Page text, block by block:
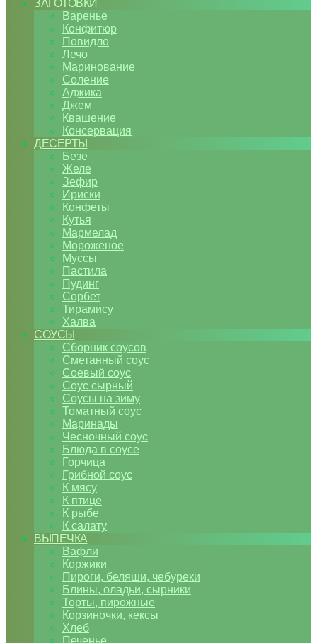
ЗАГОТОВКИ
Варенье
Конфитюр
Повидло
Лечо
Маринование
Соление
Аджика
Джем
Квашение
Консервация
ДЕСЕРТЫ
Безе
Желе
Зефир
Ириски
Конфеты
Кутья
Мармелад
Мороженое
Муссы
Пастила
Пудинг
Сорбет
Тирамису
Халва
СОУСЫ
Сборник соусов
Сметанный соус
Соевый соус
Соус сырный
Соусы на зиму
Томатный соус
Маринады
Чесночный соус
Блюда в соусе
Горчица
Грибной соус
К мясу
К птице
К рыбе
К салату
ВЫПЕЧКА
Вафли
Коржики
Пироги, беляши, чебуреки
Блины, оладьи, сырники
Торты, пирожные
Корзиночки, кексы
Хлеб
Печенье